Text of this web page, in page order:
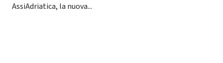
AssiAdriatica, la nuova...